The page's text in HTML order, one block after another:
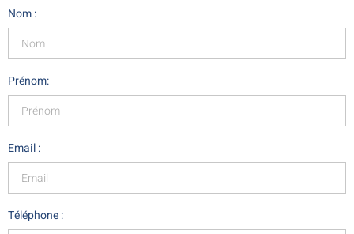
Nom :
Prénom:
Email :
Téléphone :